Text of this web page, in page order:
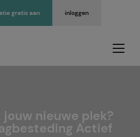
inloggen
gratis aan
nieuwe plek?
Actief